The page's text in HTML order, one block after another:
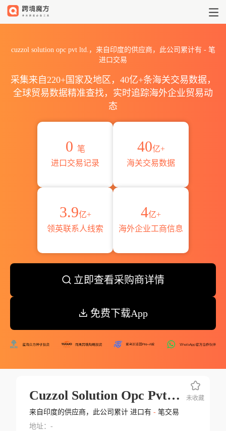
cuzzol solution opc pvt ltd.，来自印度的供应商，此公司累计有 -笔
进口交易
采集来自220+国家及地区，40亿+条海关交易数据，
全球贸易数据精准查找，实时追踪海外企业贸易动
态
0 笔
进口交易记录
40亿+
海关交易数据
3.9亿+
领英联系人线索
4亿+
海外企业工商信息
立即查看采购商详情
免费下载App
Cuzzol Solution Opc Pvt Ltd.
来自印度的供应商，此公司累计 进口有 -笔交易
地址：-
未收藏